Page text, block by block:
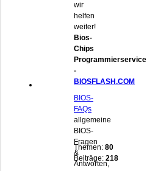
wir
helfen
weiter!
Bios-
Chips
Programmierservice
-
BIOSFLASH.COM
BIOS-
FAQs
allgemeine
BIOS-
Fragen
&
Antworten,
Themen: 80
Beiträge: 218